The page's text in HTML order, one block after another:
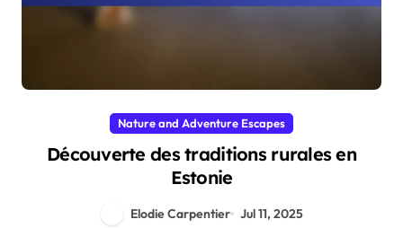
Nature and Adventure Escapes
Découverte des traditions rurales en
Estonie
Elodie Carpentier Jul 11, 2025